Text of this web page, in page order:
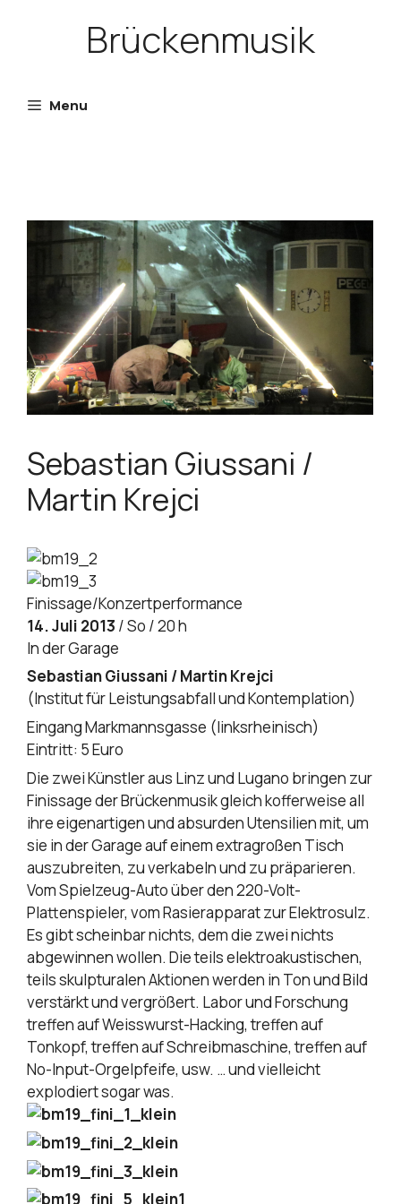
Brückenmusik
Menu
Sebastian Giussani /
Martin Krejci
Finissage/Konzertperformance
14. Juli 2013 / So / 20 h
In der Garage
Sebastian Giussani / Martin Krejci
(Institut für Leistungsabfall und Kontemplation)
Eingang Markmannsgasse (linksrheinisch)
Eintritt: 5 Euro
Die zwei Künstler aus Linz und Lugano bringen zur
Finissage der Brückenmusik gleich kofferweise all
ihre eigenartigen und absurden Utensilien mit, um
sie in der Garage auf einem extragroßen Tisch
auszubreiten, zu verkabeln und zu präparieren.
Vom Spielzeug-Auto über den 220-Volt-
Plattenspieler, vom Rasierapparat zur Elektrosulz.
Es gibt scheinbar nichts, dem die zwei nichts
abgewinnen wollen. Die teils elektroakustischen,
teils skulpturalen Aktionen werden in Ton und Bild
verstärkt und vergrößert. Labor und Forschung
treffen auf Weisswurst-Hacking, treffen auf
Tonkopf, treffen auf Schreibmaschine, treffen auf
No-Input-Orgelpfeife, usw. … und vielleicht
explodiert sogar was.